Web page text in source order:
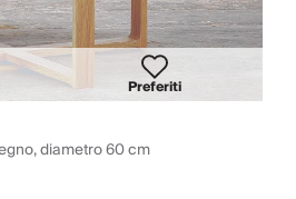
Preferiti
diametro 60 cm